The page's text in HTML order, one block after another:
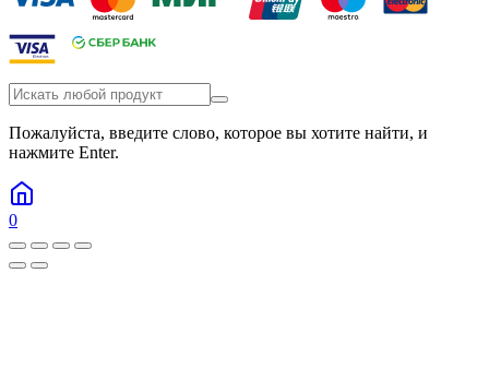
Пожалуйста, введите слово, которое вы хотите найти, и
нажмите Enter.
0